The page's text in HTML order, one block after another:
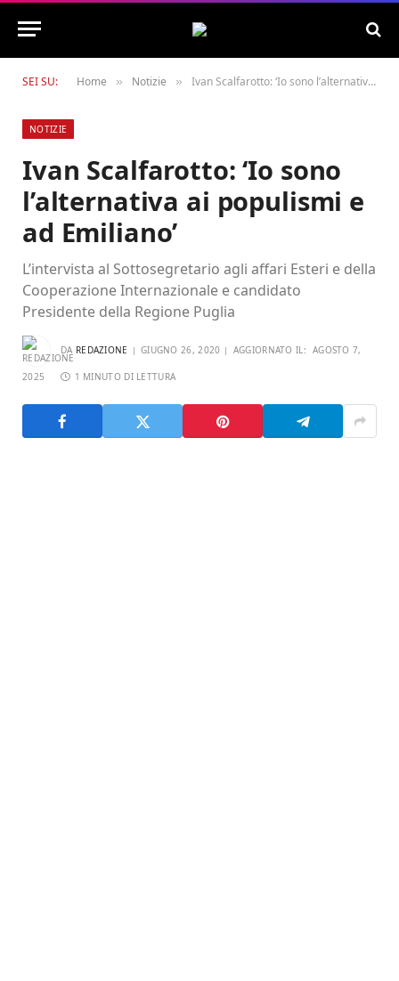
SEI SU: Home » Notizie » Ivan Scalfarotto: ‘Io sono l’alternativa ai populismi e ad Emiliano’
NOTIZIE
Ivan Scalfarotto: ‘Io sono
l’alternativa ai populismi e
ad Emiliano’
L’intervista al Sottosegretario agli affari Esteri e della
Cooperazione Internazionale e candidato
Presidente della Regione Puglia
DA REDAZIONE GIUGNO 26, 2020 AGGIORNATO IL: AGOSTO 7,
2025 1 MINUTO DI LETTURA